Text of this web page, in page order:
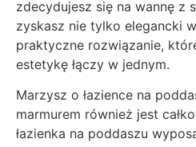
zdecydujesz się na wannę z
zyskasz nie tylko elegancki
praktyczne rozwiązanie,
estetykę łączy w jednym.
Marzysz o łazience na
marmurem również jest
łazienka na poddaszu